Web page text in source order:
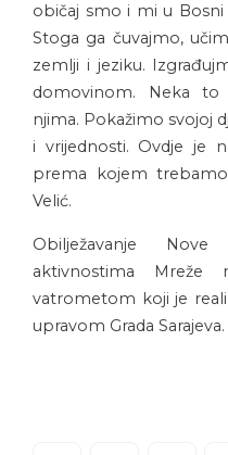
običaj smo i mi u Bosni
Stoga ga čuvajmo,
zemlji i jeziku.
domovinom. Neka
njima. Pokažimo svojoj
i vrijednosti. Ovdje je
prema kojem
Velić.
Obilježavanje
aktivnostima
vatrometom koji je
upravom Grada Sarajeva.